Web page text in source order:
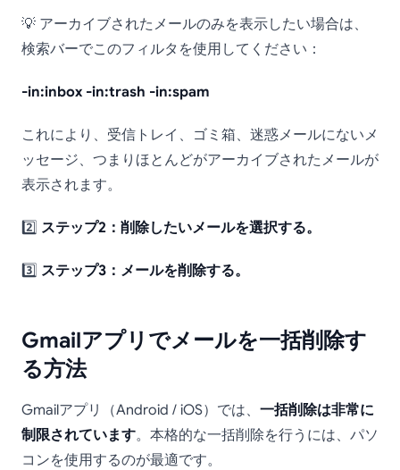
💡 アーカイブされたメールのみを表示したい場合は、
検索バーでこのフィルタを使用してください：
-in:inbox -in:trash -in:spam
これにより、受信トレイ、ゴミ箱、迷惑メールにないメ
ッセージ、つまりほとんどがアーカイブされたメールが
表示されます。
2️⃣ ステップ2：削除したいメールを選択する。
3️⃣ ステップ3：メールを削除する。
Gmailアプリでメールを一括削除す
る方法
Gmailアプリ（Android / iOS）では、 一括削除は非常に
制限されています。本格的な一括削除を行うには、パソ
コンを使用するのが最適です。